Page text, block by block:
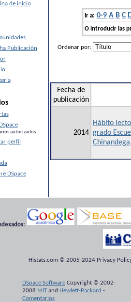
de inicio
Publicación
autorizados
perfil
DSpace
Ir a: 0-9 A B C
O introducir las
Ordenar por:
Fecha de
publicación
2014
Hábito
grado
Histats.com © 2005-2024 Privacy
DSpace Software Copyright © 2002-
2008 MITand Hewlett-Packard -
Comentarios